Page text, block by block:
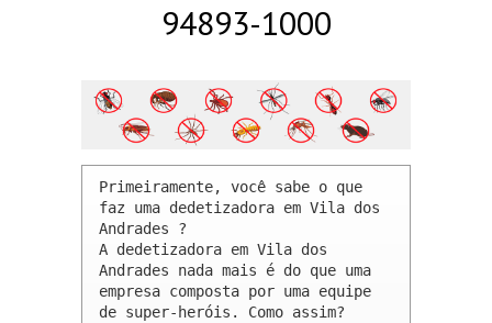
94893-1000
Primeiramente, você sabe o que
faz uma dedetizadora em Vila dos
Andrades ?
A dedetizadora em Vila dos
Andrades nada mais é do que uma
empresa composta por uma equipe
de super-heróis. Como assim?